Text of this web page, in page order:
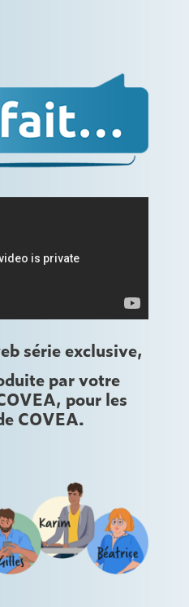
série exclusive,
par votre
pour les
COVEA.